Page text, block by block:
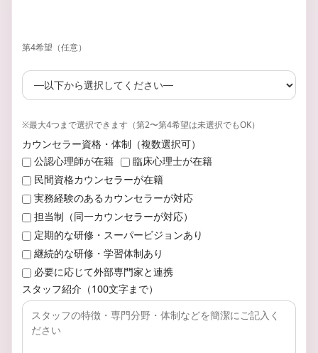
第4希望（任意）
※最大4つまで選択できます（第2〜第4希望は未選択でもOK）
カウンセラー資格・体制（複数選択可）
公認心理師が在籍
臨床心理士が在籍
民間資格カウンセラーが在籍
実務経験のあるカウンセラーが対応
担当制（同一カウンセラーが対応）
定期的な研修・スーパービジョンあり
継続的な研修・学習体制あり
必要に応じて外部専門家と連携
スタッフ紹介（100文字まで）